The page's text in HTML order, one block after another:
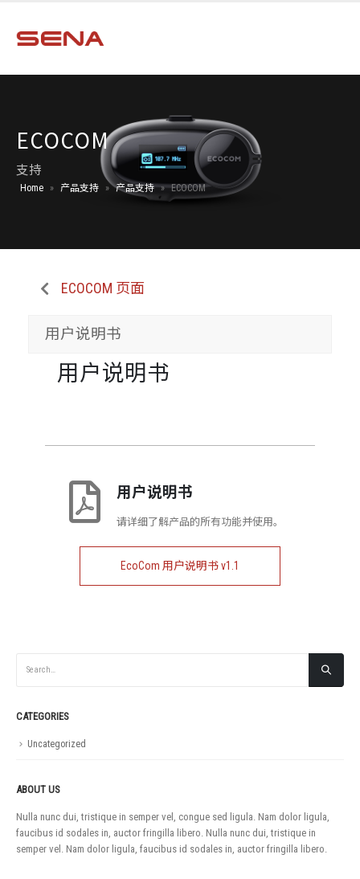
ECOCOM
支持
Home » 产品支持 » 产品支持 » ECOCOM
ECOCOM 页面
用户说明书
用户说明书
用户说明书
请详细了解产品的所有功能并使用。
EcoCom 用户说明书 v1.1
CATEGORIES
Uncategorized
ABOUT US
Nulla nunc dui, tristique in semper vel, congue sed ligula. Nam dolor ligula,
faucibus id sodales in, auctor fringilla libero. Nulla nunc dui, tristique in
semper vel. Nam dolor ligula, faucibus id sodales in, auctor fringilla libero.